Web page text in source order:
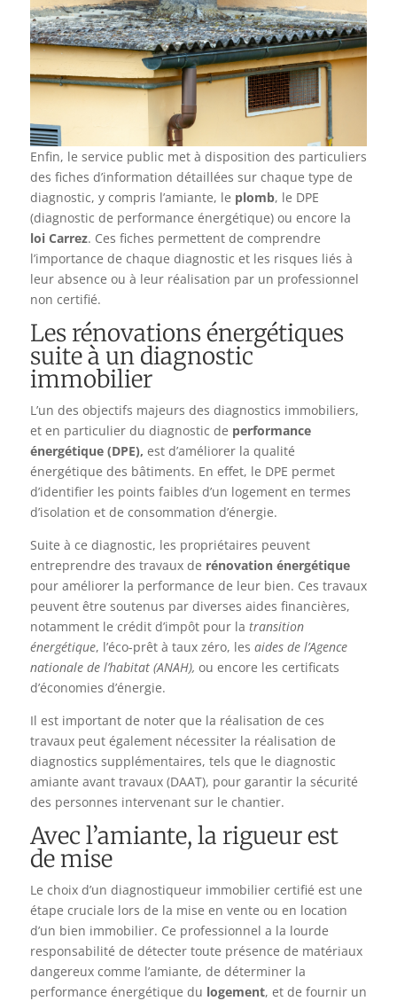
Enfin, le service public met à disposition des particuliers
des fiches d’information détaillées sur chaque type de
diagnostic, y compris l’amiante, le plomb, le DPE
(diagnostic de performance énergétique) ou encore la
loi Carrez. Ces fiches permettent de comprendre
l’importance de chaque diagnostic et les risques liés à
leur absence ou à leur réalisation par un professionnel
non certifié.
Les rénovations énergétiques
suite à un diagnostic
immobilier
L’un des objectifs majeurs des diagnostics immobiliers,
et en particulier du diagnostic de performance
énergétique (DPE), est d’améliorer la qualité
énergétique des bâtiments. En effet, le DPE permet
d’identifier les points faibles d’un logement en termes
d’isolation et de consommation d’énergie.
Suite à ce diagnostic, les propriétaires peuvent
entreprendre des travaux de rénovation énergétique
pour améliorer la performance de leur bien. Ces travaux
peuvent être soutenus par diverses aides financières,
notamment le crédit d’impôt pour la transition
énergétique, l’éco-prêt à taux zéro, les aides de l’Agence
nationale de l’habitat (ANAH), ou encore les certificats
d’économies d’énergie.
Il est important de noter que la réalisation de ces
travaux peut également nécessiter la réalisation de
diagnostics supplémentaires, tels que le diagnostic
amiante avant travaux (DAAT), pour garantir la sécurité
des personnes intervenant sur le chantier.
Avec l’amiante, la rigueur est
de mise
Le choix d’un diagnostiqueur immobilier certifié est une
étape cruciale lors de la mise en vente ou en location
d’un bien immobilier. Ce professionnel a la lourde
responsabilité de détecter toute présence de matériaux
dangereux comme l’amiante, de déterminer la
performance énergétique du logement, et de fournir un